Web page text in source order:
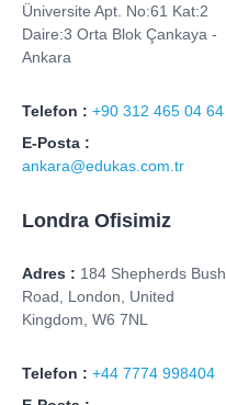
Üniversite Apt. No:61 Kat:2
Daire:3 Orta Blok Çankaya -
Ankara
Telefon : +90 312 465 04 64
E-Posta :
ankara@edukas.com.tr
Londra Ofisimiz
Adres : 184 Shepherds Bush
Road, London, United
Kingdom, W6 7NL
Telefon : +44 7774 998404